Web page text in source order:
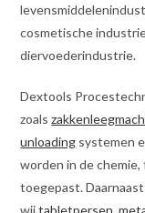
cosmetische
diervoederindustrie.
Dextools
zoals
unloading systemen
worden in de
toegepast.
wijtabletpersen,